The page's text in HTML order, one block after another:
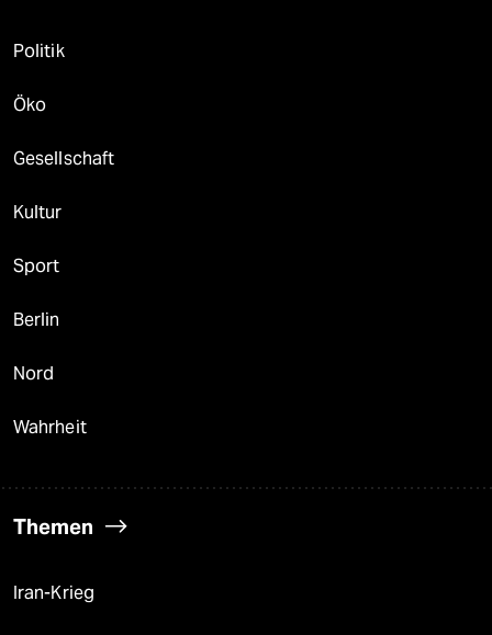
Politik
Öko
Gesellschaft
Kultur
Sport
Berlin
Nord
Wahrheit
Themen
Iran-Krieg